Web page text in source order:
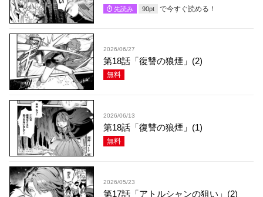
先読み 90pt で今すぐ読める！
2026/06/27
第18話「復讐の狼煙」(2)
無料
2026/06/13
第18話「復讐の狼煙」(1)
無料
2026/05/23
第17話「アトルシャンの狙い」(2)